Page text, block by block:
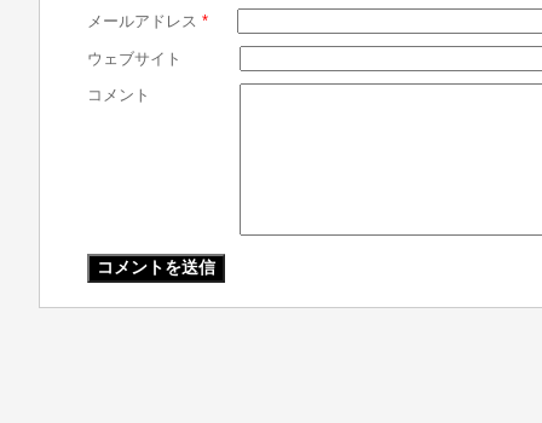
メールアドレス *
ウェブサイト
コメント